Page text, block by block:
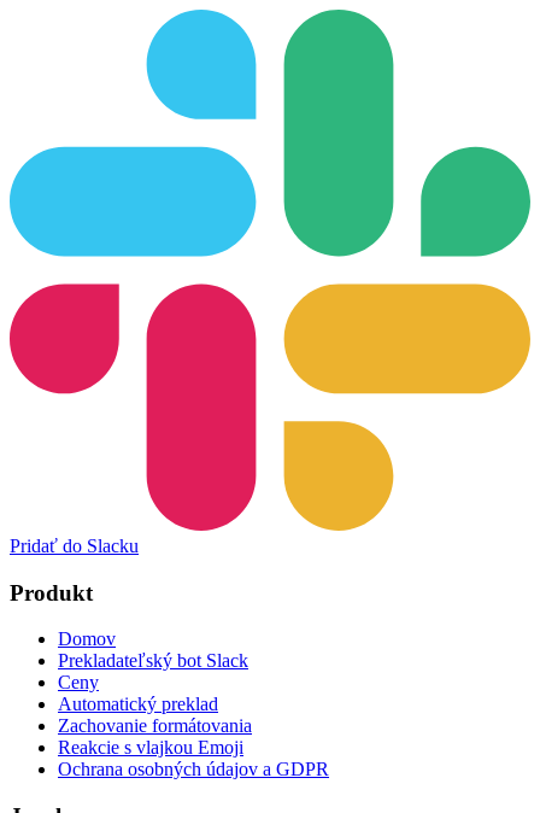
Pridať do Slacku
Produkt
Domov
Prekladateľský bot Slack
Ceny
Automatický preklad
Zachovanie formátovania
Reakcie s vlajkou Emoji
Ochrana osobných údajov a GDPR